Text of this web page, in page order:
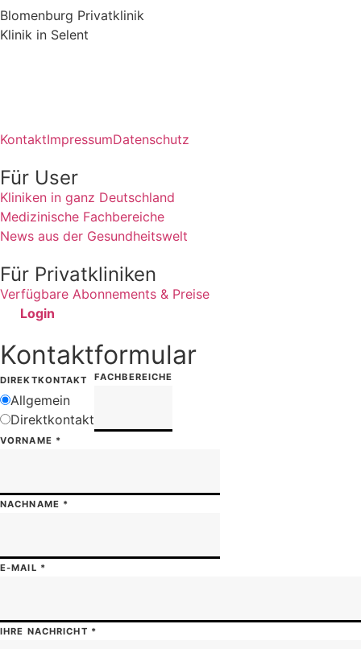
Blomenburg Privatklinik
Klinik in Selent
KontaktImpressumDatenschutz
Für User
Kliniken in ganz Deutschland
Medizinische Fachbereiche
News aus der Gesundheitswelt
Für Privatkliniken
Verfügbare Abonnements & Preise
Login
Kontaktformular
DIREKTKONTAKT
Allgemein
Direktkontakt
FACHBEREICHE
VORNAME *
NACHNAME *
E-MAIL *
IHRE NACHRICHT *